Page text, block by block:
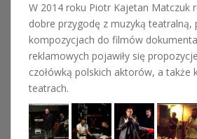
W 2014 roku Piotr Kajetan Matczuk
dobre przygodę z muzyką teatralną,
kompozycjach do filmów
reklamowych pojawiły się
czołówką polskich aktorów, a także
teatrach.